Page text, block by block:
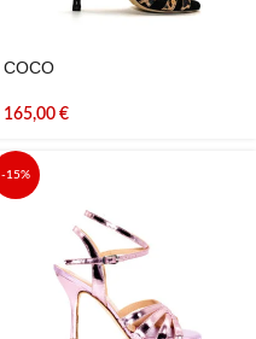
COCO
165,00 €
-15%